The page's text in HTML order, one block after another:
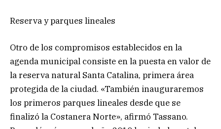
Reserva y parques lineales
Otro de los compromisos establecidos en la
agenda municipal consiste en la puesta en valor de
la reserva natural Santa Catalina, primera área
protegida de la ciudad. «También inauguraremos
los primeros parques lineales desde que se
finalizó la Costanera Norte», afirmó Tassano.